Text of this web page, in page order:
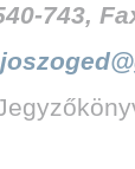
743,